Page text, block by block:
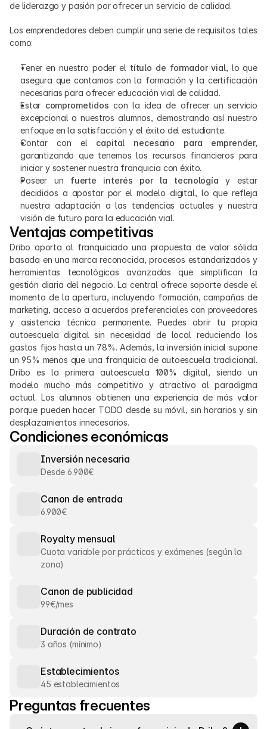
de liderazgo y pasión por ofrecer un servicio de calidad.
Los emprendedores deben cumplir una serie de requisitos tales
como:
Tener en nuestro poder el título de formador vial, lo que
asegura que contamos con la formación y la certificación
necesarias para ofrecer educación vial de calidad.
Estar comprometidos con la idea de ofrecer un servicio
excepcional a nuestros alumnos, demostrando así nuestro
enfoque en la satisfacción y el éxito del estudiante.
Contar con el capital necesario para emprender,
garantizando que tenemos los recursos financieros para
iniciar y sostener nuestra franquicia con éxito.
Poseer un fuerte interés por la tecnología y estar
decididos a apostar por el modelo digital, lo que refleja
nuestra adaptación a las tendencias actuales y nuestra
visión de futuro para la educación vial.
Ventajas competitivas
Dribo aporta al franquiciado una propuesta de valor sólida
basada en una marca reconocida, procesos estandarizados y
herramientas tecnológicas avanzadas que simplifican la
gestión diaria del negocio. La central ofrece soporte desde el
momento de la apertura, incluyendo formación, campañas de
marketing, acceso a acuerdos preferenciales con proveedores
y asistencia técnica permanente. Puedes abrir tu propia
autoescuela digital sin necesidad de local reduciendo los
gastos fijos hasta un 78%. Además, la inversión inicial supone
un 95% menos que una franquicia de autoescuela tradicional.
Dribo es la primera autoescuela 100% digital, siendo un
modelo mucho más competitivo y atractivo al paradigma
actual. Los alumnos obtienen una experiencia de más valor
porque pueden hacer TODO desde su móvil, sin horarios y sin
desplazamientos innecesarios.
Condiciones económicas
Inversión necesaria
Desde 6.900€
Canon de entrada
6.900€
Royalty mensual
Cuota variable por prácticas y exámenes (según la
zona)
Canon de publicidad
99€/mes
Duración de contrato
3 años (mínimo)
Establecimientos
45 establecimientos
Preguntas frecuentes